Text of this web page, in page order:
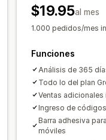
Rendimiento del
$19.95al mes
1.000 pedidos/mes
Funciones
Análisis de 365
Todo lo del plan
Ventas
Ingreso de
Barra adhesiva
móviles